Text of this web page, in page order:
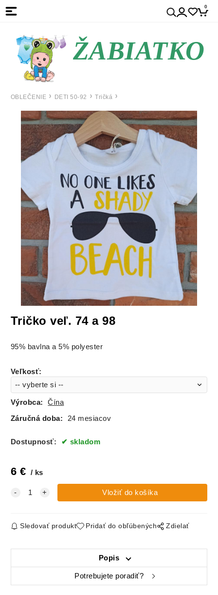
0
ŽABIATKO
OBLEČENIE DETI 50-92 Tričká
Tričko veľ. 74 a 98
95% bavlna a 5% polyester
Veľkosť:
Výrobca: Čína
Záručná doba: 24 mesiacov
Dostupnosť: skladom
6 € ks
Sledovať produkt Pridať do obľúbených Zdielať
Popis
Potrebujete poradiť?